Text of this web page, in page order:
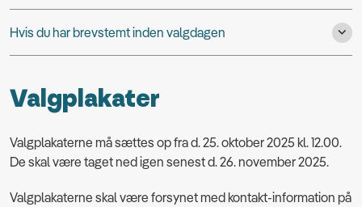
Hvis du har brevstemt inden valgdagen
Valgplakater
Valgplakaterne må sættes op fra d. 25. oktober 2025 kl. 12.00.
De skal være taget ned igen senest d. 26. november 2025.
Valgplakaterne skal være forsynet med kontakt-information på